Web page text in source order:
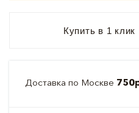
Купить в 1 клик
Доставка по Москве